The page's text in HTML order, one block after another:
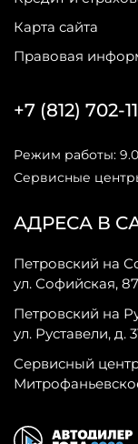
Карта сайта
Правовая
АДРЕСА В
Петровский на
ул. Софийская, 87
Петровский на
ул. Руставели, д.
Сервисный
+7 (812) 702-
Режим работы:
Сервисные